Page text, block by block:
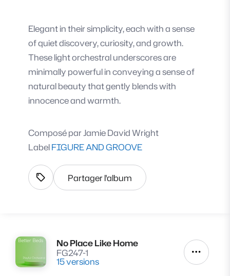
Elegant in their simplicity, each with a sense
of quiet discovery, curiosity, and growth.
These light orchestral underscores are
minimally powerful in conveying a sense of
natural beauty that gently blends with
innocence and warmth.
Composé parJamie David Wright
LabelFIGURE AND GROOVE
Afficher les tags
Partager l'album
Lire
No Place Like Home
FG247-1
15 versions Autres